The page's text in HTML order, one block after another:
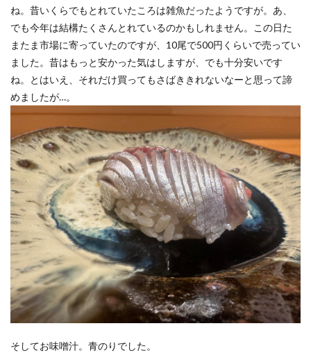
ね。昔いくらでもとれていたころは雑魚だったようですが。あ、
でも今年は結構たくさんとれているのかもしれません。この日た
またま市場に寄っていたのですが、10尾で500円くらいで売ってい
ました。昔はもっと安かった気はしますが、でも十分安いです
ね。とはいえ、それだけ買ってもさばききれないなーと思って諦
めましたが…。
そしてお味噌汁。青のりでした。